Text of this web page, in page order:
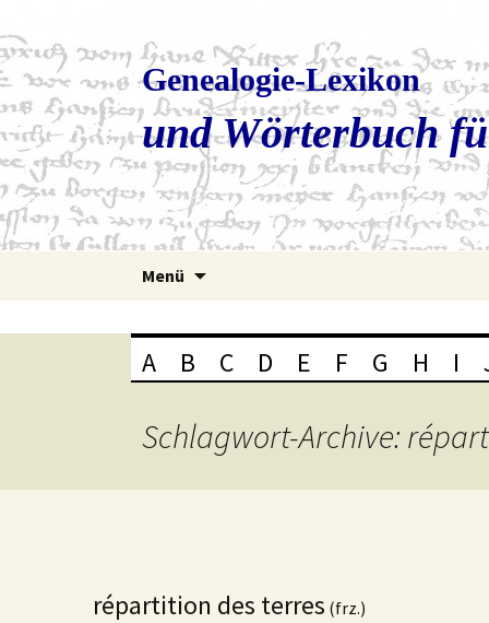
Genealogie-Lexikon
und Wörterbuch
Menü
A B C D E F G H I
Schlagwort-Archive:
répartition des terres (frz.)